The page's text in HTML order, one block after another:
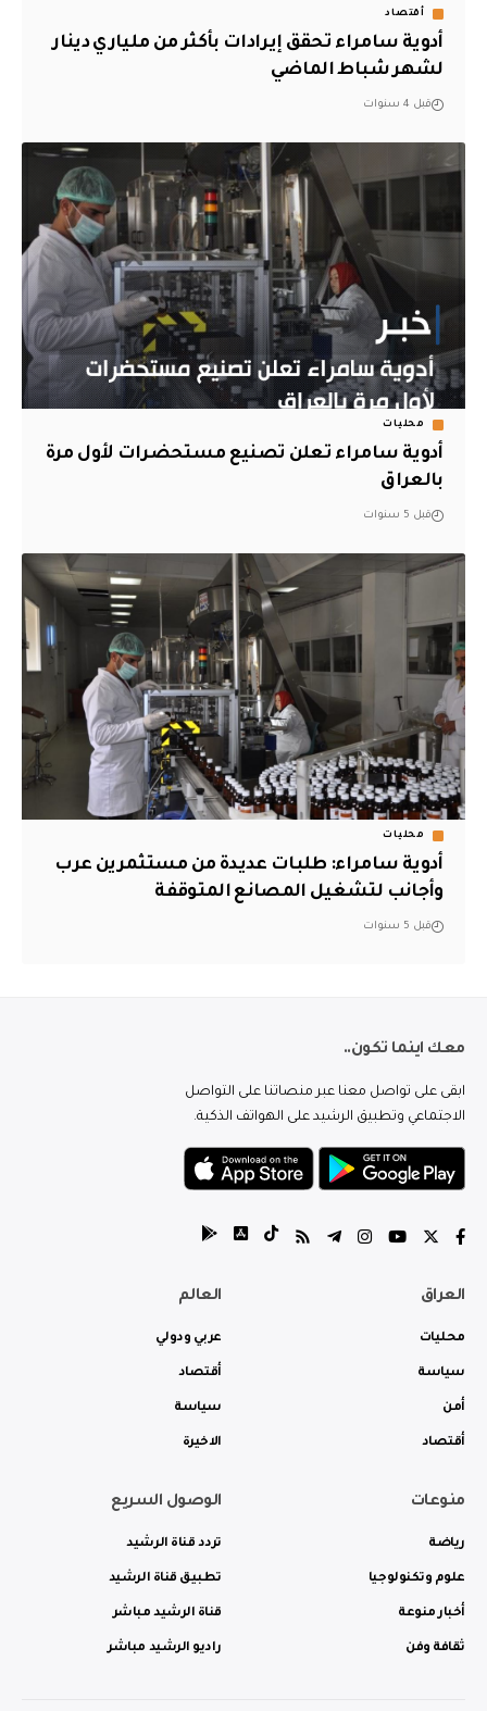
أقتصاد
أدوية سامراء تحقق إيرادات بأكثر من ملياري دينار
لشهر شباط الماضي
قبل 4 سنوات
محليات
أدوية سامراء تعلن تصنيع مستحضرات لأول مرة
بالعراق
قبل 5 سنوات
محليات
أدوية سامراء: طلبات عديدة من مستثمرين عرب
وأجانب لتشغيل المصانع المتوقفة
قبل 5 سنوات
معك اينما تكون..
ابقى على تواصل معنا عبر منصاتنا على التواصل
الاجتماعي وتطبيق الرشيد على الهواتف الذكية.
العراق
محليات
سياسة
أمن
أقتصاد
العالم
عربي ودولي
أقتصاد
سياسة
الاخيرة
منوعات
رياضة
علوم وتكنولوجيا
أخبار منوعة
ثقافة وفن
الوصول السريع
تردد قناة الرشيد
تطبيق قناة الرشيد
قناة الرشيد مباشر
راديو الرشيد مباشر